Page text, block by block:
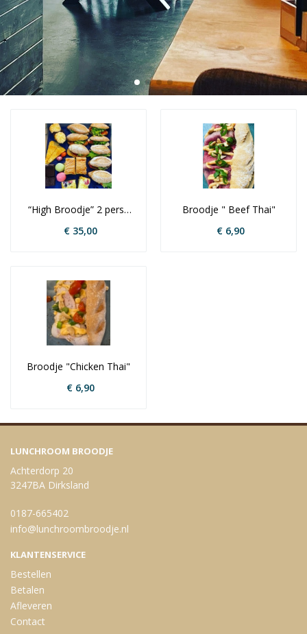
“High Broodje” 2 pers
personen
€ 35,00
Broodje " Beef Thai"
€ 6,90
Broodje "Chicken Thai"
€ 6,90
LUNCHROOM BROODJE
Achterdorp 20
3247BA Dirksland
0187-665402
info@lunchroombroodje.nl
KLANTENSERVICE
Bestellen
Betalen
Afleveren
Contact